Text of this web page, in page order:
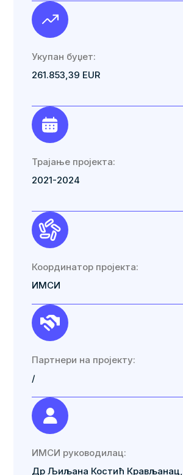
Укупан буџет:
261.853,39 EUR
Трајање пројекта:
2021-2024
Координатор пројекта:
ИМСИ
Партнери на пројекту:
/
ИМСИ руководилац:
Др Љиљана Костић Крављанац,